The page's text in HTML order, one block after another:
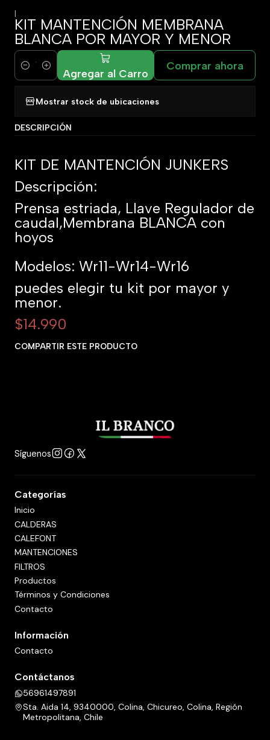
|
KIT MANTENCIÓN MEMBRANA
BLANCA POR MAYOR Y MENOR
Cantidad Agregar al Carro
Comprar ahora
Mostrar stock de ubicaciones
DESCRIPCIÓN
KIT DE MANTENCIÓN JUNKERS
Descripción:
Prensa estriada, Llave Regulador de
caudal,Membrana BLANCA con
hoyos
Modelos: Wr11-Wr14-Wr16
puedes elegir tu kit por mayor y
menor.
$14.990
COMPARTIR ESTE PRODUCTO
Síguenos
Categorías
Inicio
CALDERAS
CALEFONT
MANTENCIONES
FILTROS
Productos
Términos y Condiciones
Contacto
Información
Contacto
Contáctanos
56961497891
Sta. Aida 14, 9340000, Colina, Chicureo, Colina, Región
Metropolitana, Chile